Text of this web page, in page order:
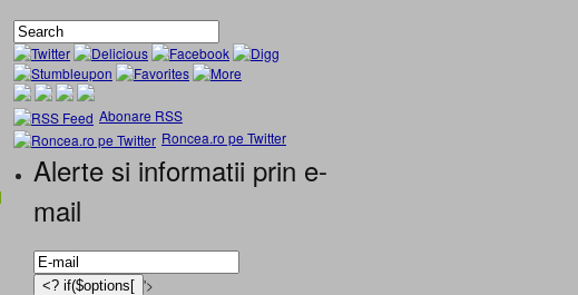
Abonare RSS
Roncea.ro pe Twitter
Alerte si informatii prin e-
mail
'>